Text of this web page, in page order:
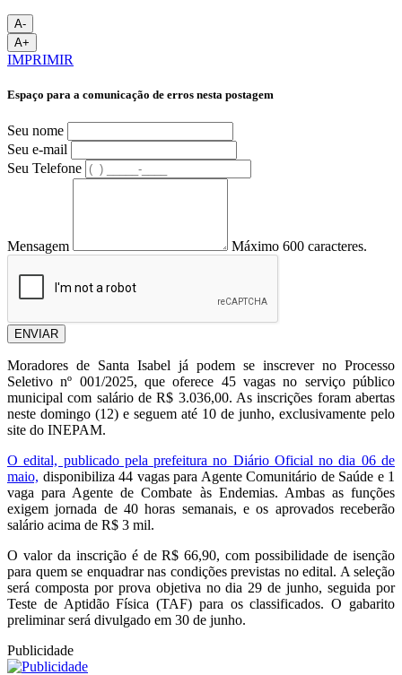
A-
A+
IMPRIMIR
Espaço para a comunicação de erros nesta postagem
Seu nome
Seu e-mail
Seu Telefone
Mensagem Máximo 600 caracteres.
ENVIAR
Moradores de Santa Isabel já podem se inscrever no Processo
Seletivo nº 001/2025, que oferece 45 vagas no serviço público
municipal com salário de R$ 3.036,00. As inscrições foram abertas
neste domingo (12) e seguem até 10 de junho, exclusivamente pelo
site do INEPAM.
O edital, publicado pela prefeitura no Diário Oficial no dia 06 de
maio, disponibiliza 44 vagas para Agente Comunitário de Saúde e 1
vaga para Agente de Combate às Endemias. Ambas as funções
exigem jornada de 40 horas semanais, e os aprovados receberão
salário acima de R$ 3 mil.
O valor da inscrição é de R$ 66,90, com possibilidade de isenção
para quem se enquadrar nas condições previstas no edital. A seleção
será composta por prova objetiva no dia 29 de junho, seguida por
Teste de Aptidão Física (TAF) para os classificados. O gabarito
preliminar será divulgado em 30 de junho.
Publicidade